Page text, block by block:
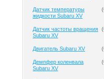
Датчик температуры
жидкости Subaru XV
(
Датчик частоты вращения
Subaru XV
(
Двигатель Subaru XV (
Демпфер коленвала
Subaru XV
(